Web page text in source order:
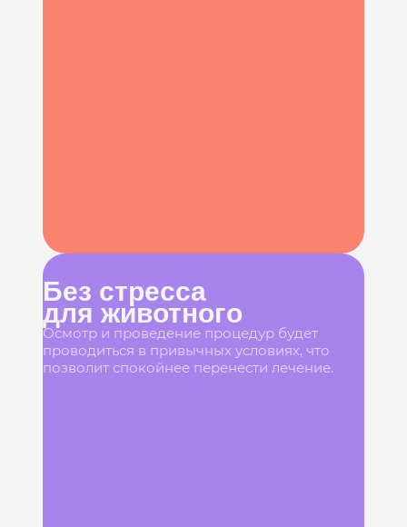
Без стресса
для животного
Осмотр и проведение процедур будет
проводиться в привычных условиях, что
позволит спокойнее перенести лечение.